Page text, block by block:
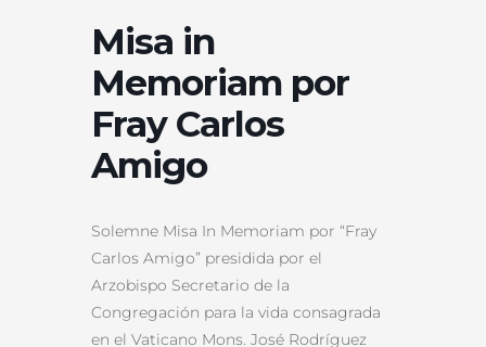
Misa in
Memoriam por
Fray Carlos
Amigo
Solemne Misa In Memoriam por “Fray
Carlos Amigo” presidida por el
Arzobispo Secretario de la
Congregación para la vida consagrada
en el Vaticano Mons. José Rodríguez